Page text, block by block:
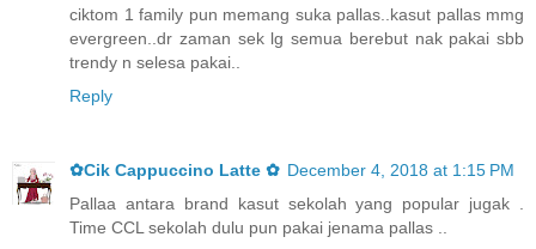
ciktom 1 family pun memang suka pallas..kasut pallas mmg
evergreen..dr zaman sek lg semua berebut nak pakai sbb
trendy n selesa pakai..
Reply
✿Cik Cappuccino Latte ✿ December 4, 2018 at 1:15 PM
Pallaa antara brand kasut sekolah yang popular jugak .
Time CCL sekolah dulu pun pakai jenama pallas ..